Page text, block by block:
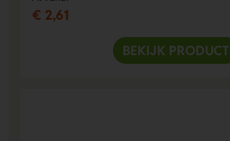
€ 2,61
BEKIJK PRODUCT